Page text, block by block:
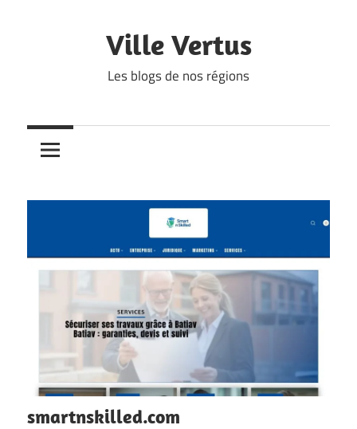
Ville Vertus
Les blogs de nos régions
smartnskilled.com